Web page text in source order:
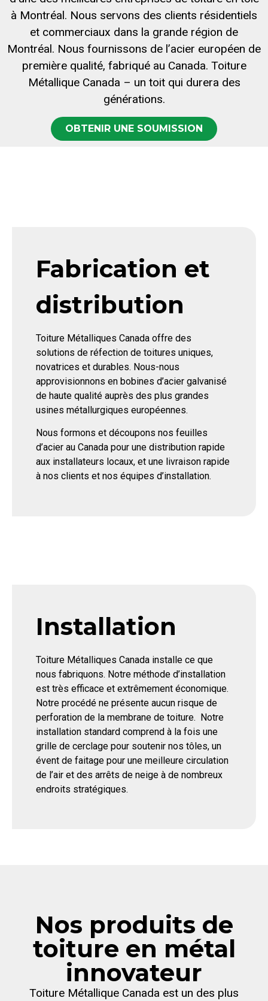
à Montréal. Nous servons des clients résidentiels
et commerciaux dans la grande région de
Montréal. Nous fournissons de l’acier européen de
première qualité, fabriqué au Canada. Toiture
Métallique Canada – un toit qui durera des
générations.
OBTENIR UNE SOUMISSION
Fabrication et
distribution
Toiture Métalliques Canada offre des
solutions de réfection de toitures uniques,
novatrices et durables. Nous-nous
approvisionnons en bobines d’acier galvanisé
de haute qualité auprès des plus grandes
usines métallurgiques européennes.
Nous formons et découpons nos feuilles
d’acier au Canada pour une distribution rapide
aux installateurs locaux, et une livraison rapide
à nos clients et nos équipes d’installation.
Installation
Toiture Métalliques Canada installe ce que
nous fabriquons. Notre méthode d’installation
est très efficace et extrêmement économique.
Notre procédé ne présente aucun risque de
perforation de la membrane de toiture. Notre
installation standard comprend à la fois une
grille de cerclage pour soutenir nos tôles, un
évent de faitage pour une meilleure circulation
de l’air et des arrêts de neige à de nombreux
endroits stratégiques.
Nos produits de
toiture en métal
innovateur
Toiture Métallique Canada est un des plus